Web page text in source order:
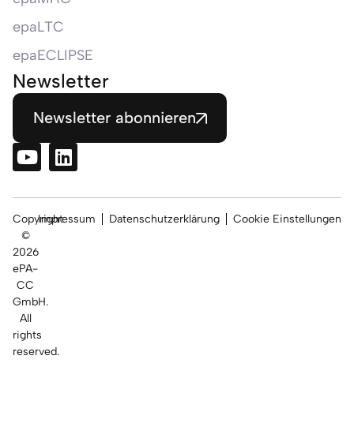
epaLTC
epaECLIPSE
Newsletter
Newsletter abonnieren
Copyright
©
2026
ePA-
CC
GmbH.
All
rights
reserved.
Impressum Datenschutzerklärung Cookie Einstellungen